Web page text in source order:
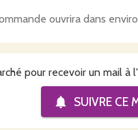
ouvrira dans
pour recevoir un mail
SUIVRE CE